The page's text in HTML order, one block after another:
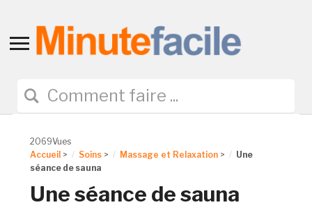
Toggle
navigation
2069Vues
Accueil > Soins > Massage et Relaxation >
Une
séance de sauna
Une séance de sauna